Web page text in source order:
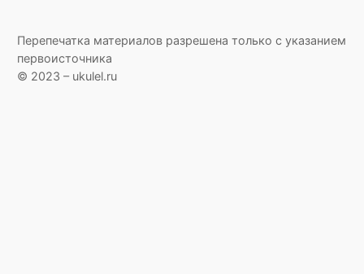
Перепечатка материалов разрешена только с указанием
первоисточника
© 2023 – ukulel.ru